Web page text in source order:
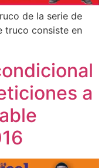
de la serie de
truco consiste en
a